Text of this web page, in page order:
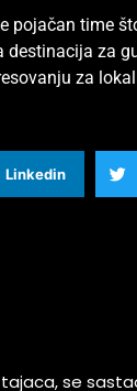
pojačan time
destinacija za
za
Linkedin
se